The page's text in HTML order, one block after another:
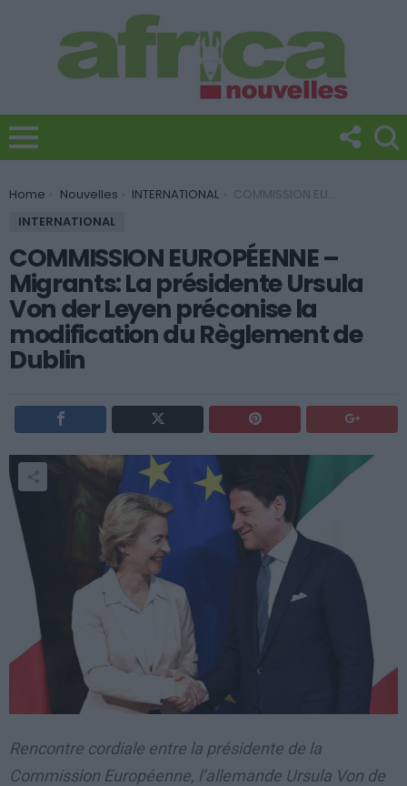
You are here:
Home Nouvelles INTERNATIONAL
COMMISSION EUROPÉENNE – Migrants: La présidente Ursula Von der Leyen préconise la modification du Règlement de Dublin
INTERNATIONAL
COMMISSION EUROPÉENNE –
Migrants: La présidente Ursula
Von der Leyen préconise la
modification du Règlement de
Dublin
Rencontre cordiale entre la présidente de la
Commission Européenne, l’allemande Ursula Von de